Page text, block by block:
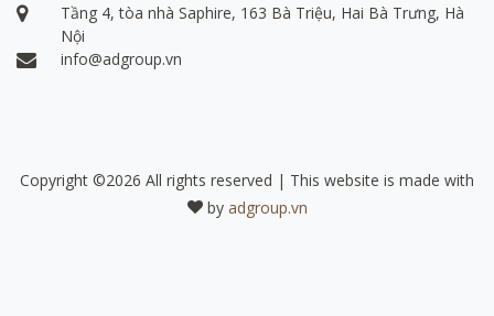
Tầng 4, tòa nhà Saphire, 163 Bà Triệu, Hai Bà Trưng, Hà
Nội
info@adgroup.vn
Copyright ©2026 All rights reserved | This website is made with
by adgroup.vn